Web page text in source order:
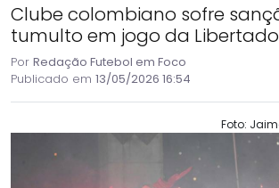
Clube colombiano sofre
tumulto em jogo da
Por Redação Futebol em Foco
Publicado em 13/05/2026 16:54
Foto: